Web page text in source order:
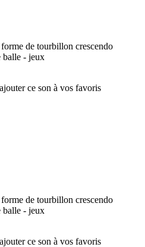
de tourbillon crescendo
balle - jeux
de tourbillon crescendo
balle - jeux